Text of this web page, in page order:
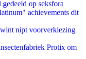
op seksfora
achievements dit
nipt voorverkiezing
Protix om